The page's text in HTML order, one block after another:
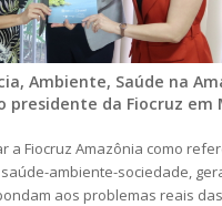
Ambiente, Saúde na
presidente da Fiocruz em
a Fiocruz Amazônia como
ambiente-sociedade,
aos problemas reais das